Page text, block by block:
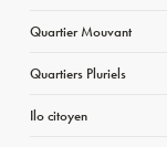
Quartier Mouvant
Quartiers Pluriels
Ilo citoyen